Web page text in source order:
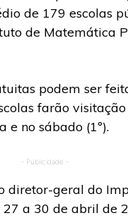
de 179 escolas
de Matemática
podem ser
farão
e no sábado (1º).
- Publicidade -
diretor-geral do
a 30 de abril de